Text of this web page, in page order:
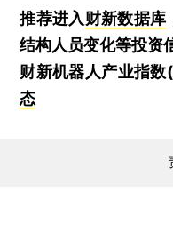
推荐进入财新数据库
结构人员变化等投资
财新机器人产业指数
态